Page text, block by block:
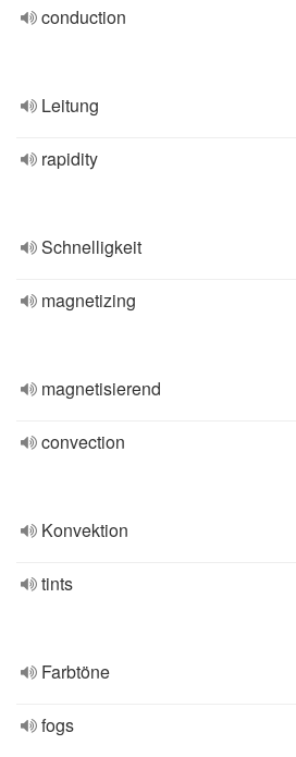
conduction
Leitung
rapidity
Schnelligkeit
magnetizing
magnetisierend
convection
Konvektion
tints
Farbtöne
fogs